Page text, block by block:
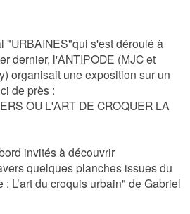
"URBAINES"qui s'est déroulé à
dernier, l'ANTIPODE (MJC et
organisait une exposition sur un
de près :
OU L'ART DE CROQUER LA
invités à découvrir
quelquesplanches issues du
L’art du croquis urbain" de Gabriel